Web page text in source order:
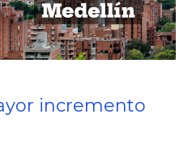
incremento